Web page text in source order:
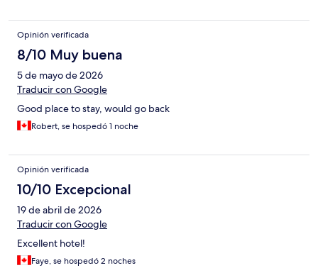
Opinión verificada
8/10 Muy buena
5 de mayo de 2026
Traducir con Google
Good place to stay, would go back
Robert, se hospedó 1 noche
Opinión verificada
10/10 Excepcional
19 de abril de 2026
Traducir con Google
Excellent hotel!
Faye, se hospedó 2 noches